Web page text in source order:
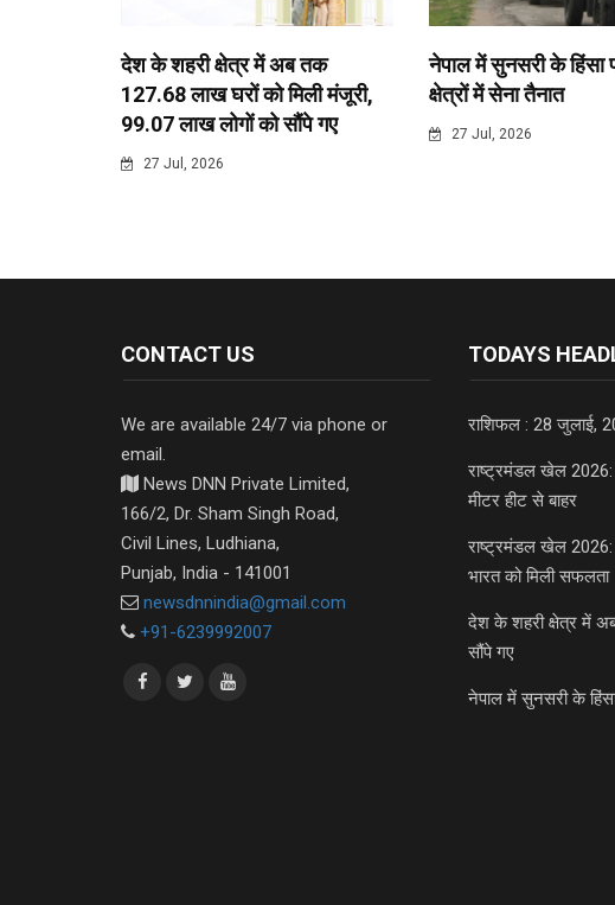
देश के शहरी क्षेत्र में अब तक
127.68 लाख घरों को मिली मंजूरी,
99.07 लाख लोगों को सौंपे गए
27 Jul, 2026
नेपाल में सुनसरी के हिंसा
क्षेत्रों में सेना तैनात
27 Jul, 2026
CONTACT US
We are available 24/7 via phone or
email.
News DNN Private Limited,
166/2, Dr. Sham Singh Road,
Civil Lines, Ludhiana,
Punjab, India - 141001
newsdnnindia@gmail.com
+91-6239992007
TODAYS
राशिफल : 28 जुलाई,
राष्ट्रमंडल खेल 2026:
मीटर हीट से बाहर
राष्ट्रमंडल खेल 2026:
भारत को मिली सफलता
देश के शहरी क्षेत्र में
सौंपे गए
नेपाल में सुनसरी के हिंसा